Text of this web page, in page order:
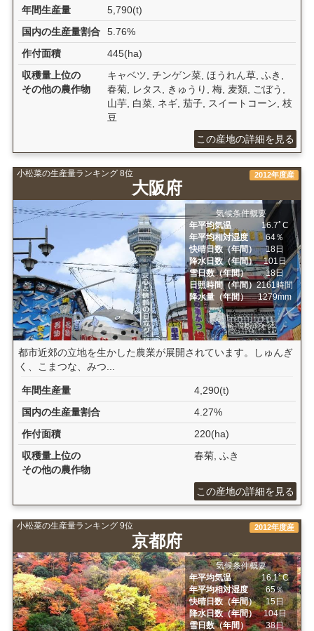
年間生産量
5,790(t)
国内の生産量割合
5.76%
作付面積
445(ha)
収穫量上位の
その他の農作物
キャベツ, チンゲン菜, ほうれん草, ふき,
春菊, レタス, きゅうり, 梅, 麦類, ごぼう,
山芋, 白菜, ネギ, 茄子, スイートコーン, 枝
豆
この産地の詳細を見る
小松菜の生産量ランキング 8位
大阪府
2012年度産
気候条件概要
年平均気温
16.7ﾟC
年平均相対湿度
64％
快晴日数（年間）
18日
降水日数（年間）
101日
雪日数（年間）
18日
日照時間（年間）2161時間
降水量（年間）
1279mm
都市近郊の立地を生かした農業が展開されています。しゅんぎ
く、こまつな、みつ...
年間生産量
4,290(t)
国内の生産量割合
4.27%
作付面積
220(ha)
収穫量上位の
その他の農作物
春菊, ふき
この産地の詳細を見る
小松菜の生産量ランキング 9位
京都府
2012年度産
気候条件概要
年平均気温
16.1ﾟC
年平均相対湿度
65％
快晴日数（年間）
15日
降水日数（年間）
104日
雪日数（年間）
38日